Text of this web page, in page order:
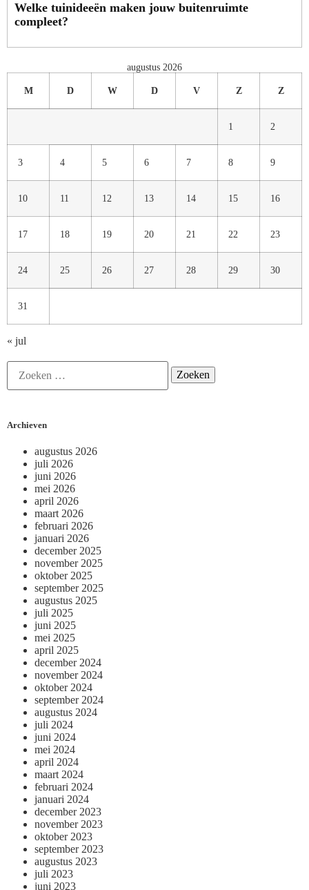
Welke tuinideeën maken jouw buitenruimte
compleet?
augustus 2026
M D W D V Z Z
1 2
3 4 5 6 7 8 9
10 11 12 13 14 15 16
17 18 19 20 21 22 23
24 25 26 27 28 29 30
31
« jul
Archieven
augustus 2026
juli 2026
juni 2026
mei 2026
april 2026
maart 2026
februari 2026
januari 2026
december 2025
november 2025
oktober 2025
september 2025
augustus 2025
juli 2025
juni 2025
mei 2025
april 2025
december 2024
november 2024
oktober 2024
september 2024
augustus 2024
juli 2024
juni 2024
mei 2024
april 2024
maart 2024
februari 2024
januari 2024
december 2023
november 2023
oktober 2023
september 2023
augustus 2023
juli 2023
juni 2023